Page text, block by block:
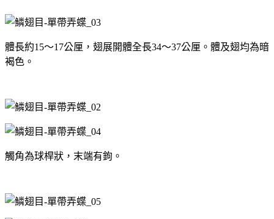
體長約15～17公厘，翅展開體全長34～37公厘。體及翅均為暗
褐色。
觸角為球桿狀，末端有鉤。